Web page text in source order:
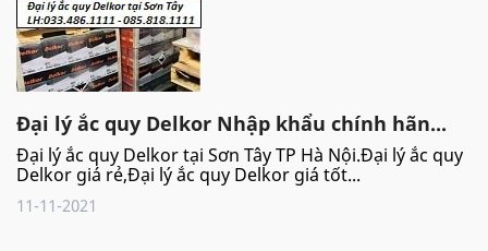
Đại lý ắc quy Delkor Nhập khẩu chính hãn...
Đại lý ắc quy Delkor tại Sơn Tây TP Hà Nội.Đại lý ắc quy
Delkor giá rẻ,Đại lý ắc quy Delkor giá tốt...
11-11-2021